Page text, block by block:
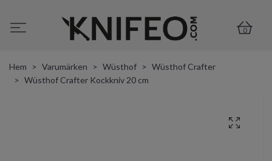
0
Hem Varumärken Wüsthof
Wüsthof Crafter
Wüsthof Crafter Kockkniv 20 cm